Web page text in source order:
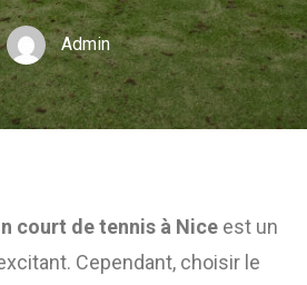
Admin
court de tennis à Nice est un
Cependant, choisir le